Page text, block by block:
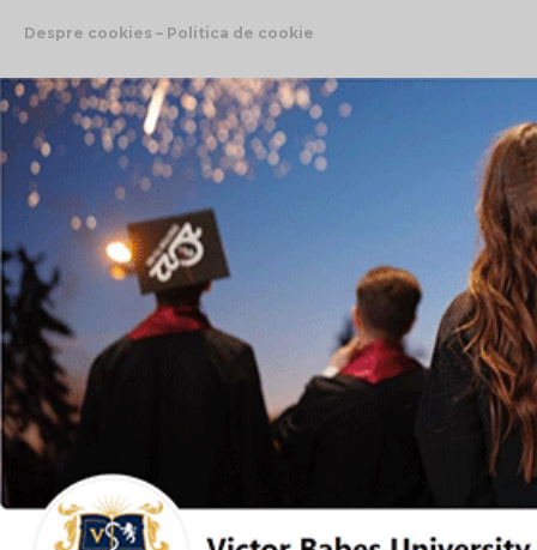
Despre cookies – Politica de cookie